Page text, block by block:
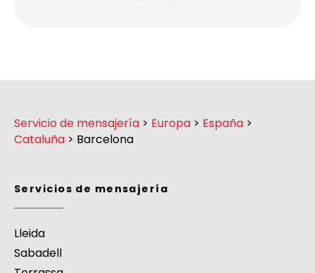
Servicio de mensajería > Europa > España >
Cataluña > Barcelona
Servicios de mensajería
Lleida
Sabadell